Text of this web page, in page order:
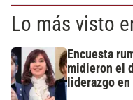
Lo más visto
Encuesta
midieron el
liderazgo